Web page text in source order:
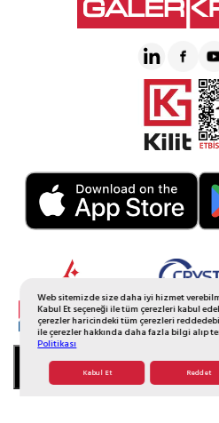
Web sitemizde size daha iyi hizmet
Kabul Et seçeneği ile tüm çerezleri kabul
çerezler haricindeki tüm çerezleri
ile çerezler hakkında daha fazla bilgi alıp
Politikası
Kabul Et Reddet
SEPETE
© 2026 Tüm Hakkı